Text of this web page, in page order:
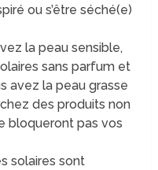
ou s’être séché(e)
la peau sensible,
sans parfum et
avez la peau grasse
des produits non
bloqueront pas vos
solaires sont